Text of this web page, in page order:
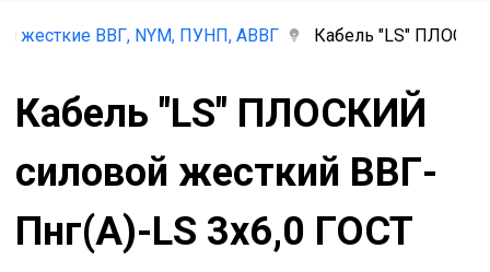
жесткие ВВГ, NYM, ПУНП, АВВГ Кабель "LS"
Кабель "LS" ПЛОСКИЙ
силовой жесткий ВВГ-
Пнг(А)-LS 3х6,0 ГОСТ